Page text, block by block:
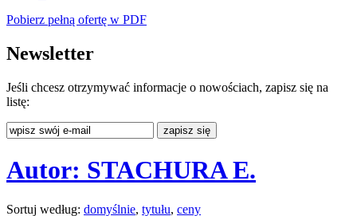
Pobierz pełną ofertę w PDF
Newsletter
Jeśli chcesz otrzymywać informacje o nowościach, zapisz się na
listę:
Autor: STACHURA E.
Sortuj według: domyślnie, tytułu, ceny